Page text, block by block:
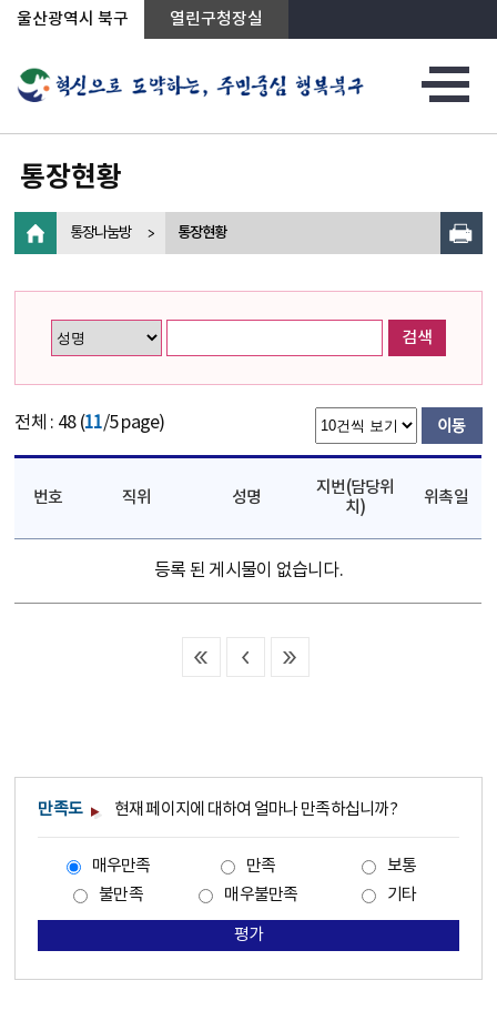
상단메뉴로 바로가기
전체메뉴로 바로가기
왼쪽메뉴로 바로가기
본문으로 바로가기
울산광역시 북구 열린구청장실
통장현황
통장나눔방 통장현황
검색
전체 : 48 (11/5 page)
번호 직위 성명
지번(담당위
치)
위촉일
등록 된 게시물이 없습니다.
만족도 현재 페이지에 대하여 얼마나 만족하십니까?
매우만족 만족
보통
불만족
매우불만족 기타
평가